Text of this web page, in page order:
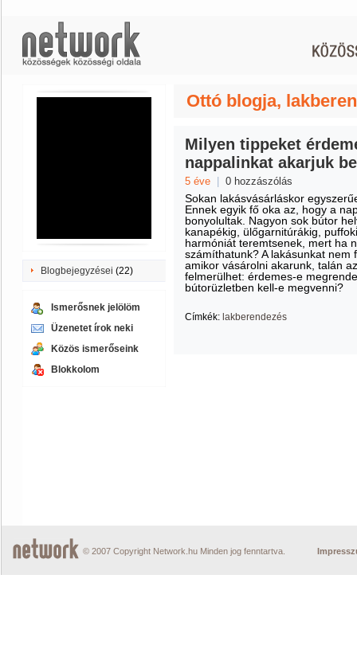
Blogbejegyzései (22)
Ismerősnek jelölöm
Üzenetet írok neki
Közös ismerőseink
Blokkolom
Ottó blogja,
Milyen tippeket
nappalinkat akarjuk
5 éve 0 hozzászólás
Sokan lakásvásárláskor
Ennek egyik fő oka az, hogy a
bonyolultak. Nagyon sok bútor
kanapékig, ülőgarnitúrákig,
harmóniát teremtsenek, mert ha
számíthatunk? A lakásunkat nem
amikor vásárolni akarunk, talán
felmerülhet: érdemes-e
bútorüzletben kell-e megvenni?
Címkék: lakberendezés
© 2007 Copyright Network.hu Minden jog fenntartva.